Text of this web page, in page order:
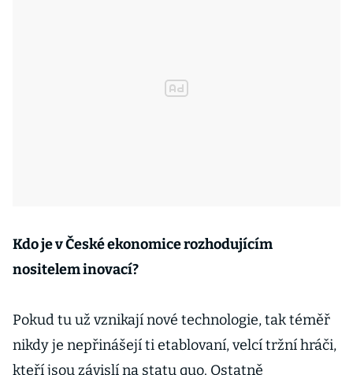
Kdo je v České ekonomice rozhodujícím
nositelem inovací?
Pokud tu už vznikají nové technologie, tak téměř
nikdy je nepřinášejí ti etablovaní, velcí tržní hráči,
kteří jsou závislí na statu quo. Ostatně